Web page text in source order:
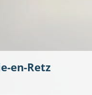
en-Retz